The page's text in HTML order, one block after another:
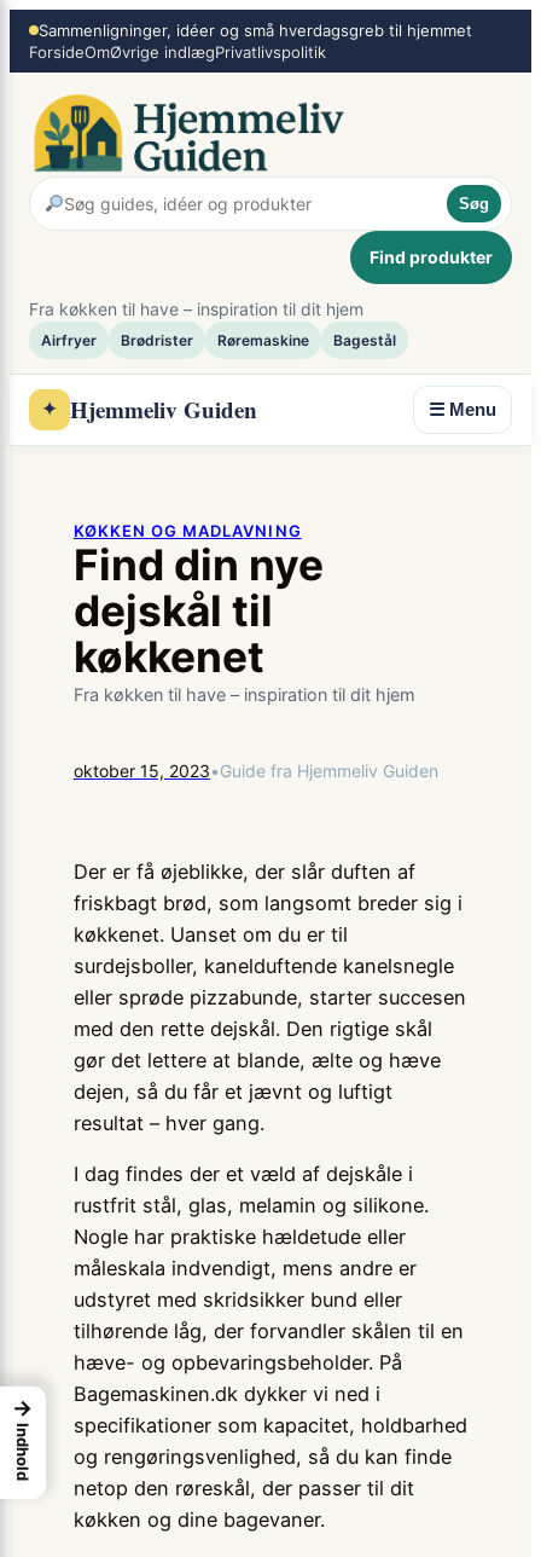
Spring
Sammenligninger, idéer og små hverdagsgreb til hjemmet
ForsideOmØvrige indlægPrivatlivspolitik
Søg
Find produkter
Fra køkken til have – inspiration til dit hjem
Airfryer Brødrister Røremaskine Bagestål
✦ Hjemmeliv Guiden ☰ Menu
KØKKEN OG MADLAVNING
Find din nye
dejskål til
køkkenet
Fra køkken til have – inspiration til dit hjem
oktober 15, 2023•Guide fra Hjemmeliv Guiden
Der er få øjeblikke, der slår duften af
friskbagt brød, som langsomt breder sig i
køkkenet. Uanset om du er til
surdejsboller, kanelduftende kanelsnegle
eller sprøde pizzabunde, starter succesen
med den rette dejskål. Den rigtige skål
gør det lettere at blande, ælte og hæve
dejen, så du får et jævnt og luftigt
resultat – hver gang.
I dag findes der et væld af dejskåle i
rustfrit stål, glas, melamin og silikone.
Nogle har praktiske hældetude eller
måleskala indvendigt, mens andre er
udstyret med skridsikker bund eller
tilhørende låg, der forvandler skålen til en
hæve- og opbevaringsbeholder. På
Bagemaskinen.dk dykker vi ned i
specifikationer som kapacitet, holdbarhed
og rengøringsvenlighed, så du kan finde
netop den røreskål, der passer til dit
køkken og dine bagevaner.
→
Indhold